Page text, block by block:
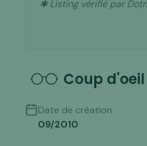
✱ Listing vérifié par
Coup d'oeil
Date de création
09/2010